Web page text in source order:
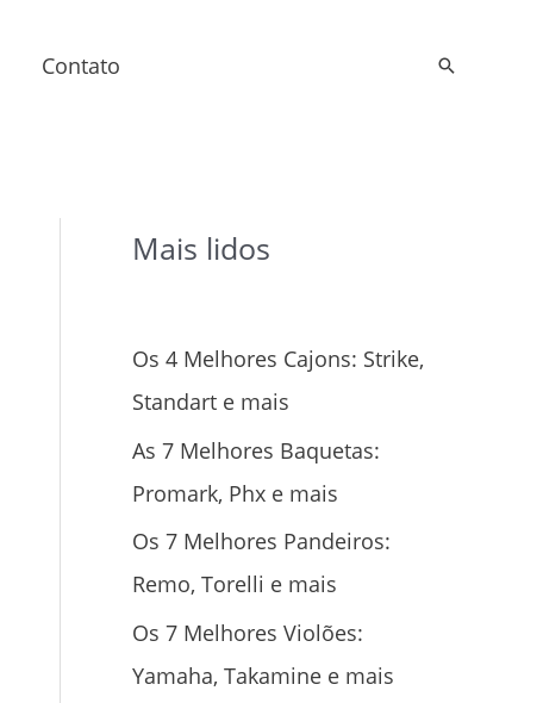
Contato Pesquisar
Mais lidos
Os 4 Melhores Cajons: Strike,
Standart e mais
As 7 Melhores Baquetas:
Promark, Phx e mais
Os 7 Melhores Pandeiros:
Remo, Torelli e mais
Os 7 Melhores Violões:
Yamaha, Takamine e mais